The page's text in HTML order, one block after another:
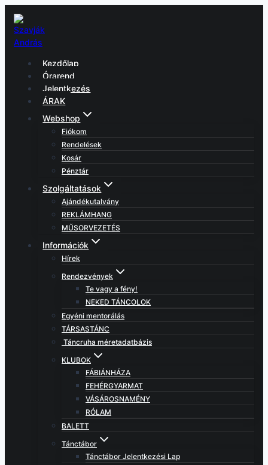
content
Kezdőlap
Órarend
Jelentkezés
ÁRAK
Webshop
Fiókom
Rendelések
Kosár
Pénztár
Szolgáltatások
Ajándékutalvány
REKLÁMHANG
MŰSORVEZETÉS
Információk
Hírek
Rendezvények
Te vagy a fény!
NEKED TÁNCOLOK
Egyéni mentorálás
TÁRSASTÁNC
Táncruha méretadatbázis
KLUBOK
FÁBIÁNHÁZA
FEHÉRGYARMAT
VÁSÁROSNAMÉNY
RÓLAM
BALETT
Tánctábor
Tánctábor Jelentkezési Lap